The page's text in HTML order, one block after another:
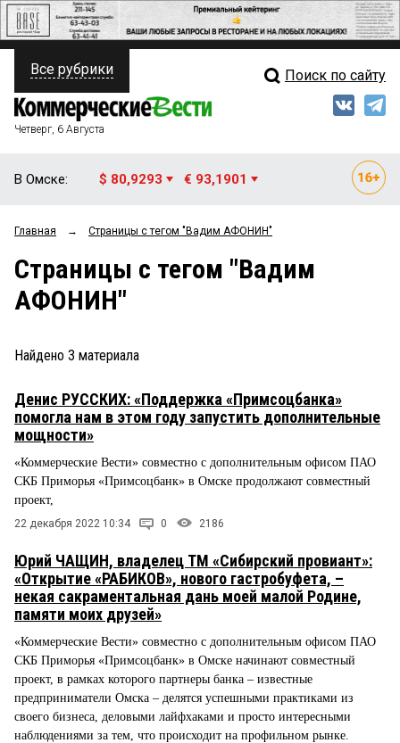
ПОЛИТИКА
ФИНАНСЫ
ОБЩЕСТВО
ЗАКОН
ПРОИСШЕСТВИЯ
СТИЛЬ ЖИЗНИ
Свежий выпуск
Мнения
Рейтинги
Все рубрики Поиск по сайту
Четверг, 6 Августа
В Омске: $ 80,9293 € 93,1901
Главная → Страницы c тегом "Вадим АФОНИН"
Страницы c тегом "Вадим
АФОНИН"
Найдено 3 материала
Денис РУССКИХ: «Поддержка «Примсоцбанка»
помогла нам в этом году запустить дополнительные
мощности»
«Коммерческие Вести» совместно с дополнительным офисом ПАО
СКБ Приморья «Примсоцбанк» в Омске продолжают совместный
проект,
22 декабря 2022 10:34 0 2186
Юрий ЧАЩИН, владелец ТМ «Сибирский провиант»:
«Открытие «РАБИКОВ», нового гастробуфета, –
некая сакраментальная дань моей малой Родине,
памяти моих друзей»
«Коммерческие Вести» совместно с дополнительным офисом ПАО
СКБ Приморья «Примсоцбанк» в Омске начинают совместный
проект, в рамках которого партнеры банка – известные
предприниматели Омска – делятся успешными практиками из
своего бизнеса, деловыми лайфхаками и просто интересными
наблюдениями за тем, что происходит на профильном рынке.